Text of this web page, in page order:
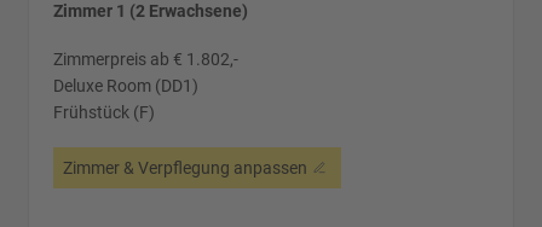
Zimmer 1 (2 Erwachsene)
Zimmerpreis ab € 1.802,-
Deluxe Room (DD1)
Frühstück (F)
Zimmer & Verpflegung anpassen